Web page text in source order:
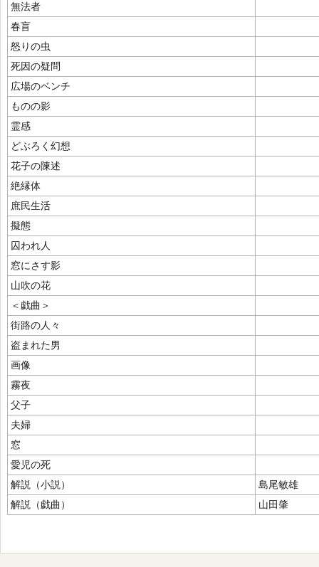
無法者
春盲
怒りの虫
死因の疑問
広場のベンチ
ものの影
霊感
どぶろく幻想
花子の陳述
絶縁体
庶民生活
擬態
囚われ人
窓にさす影
山吹の花
＜戯曲＞
街路の人々
盗まれた男
画像
霧夜
父子
夫婦
窓
愛児の死
解説（小説）
島尾敏雄
解説（戯曲）
山田肇